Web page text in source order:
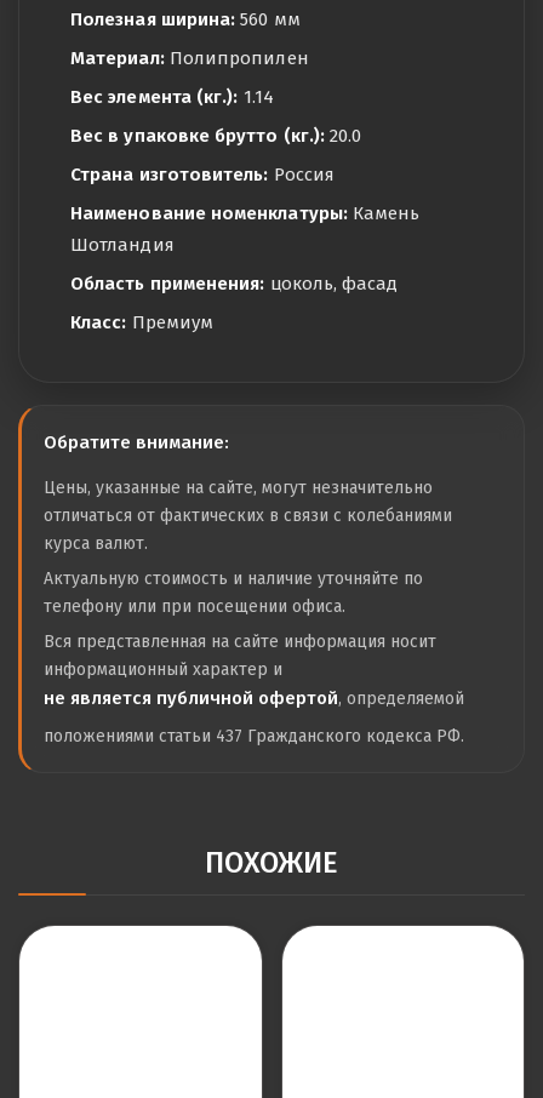
Полезная ширина: 560 мм
Материал:Полипропилен
Вес элемента (кг.): 1.14
Вес в упаковке брутто (кг.): 20.0
Страна изготовитель: Россия
Наименование номенклатуры:Камень
Шотландия
Область применения: цоколь, фасад
Класс: Премиум
Обратите внимание:
Цены, указанные на сайте, могут незначительно
отличаться от фактических в связи с колебаниями
курса валют.
Актуальную стоимость и наличие уточняйте по
телефону или при посещении офиса.
Вся представленная на сайте информация носит
информационный характер и
не является публичной офертой, определяемой
положениями статьи 437 Гражданского кодекса РФ.
ПОХОЖИЕ